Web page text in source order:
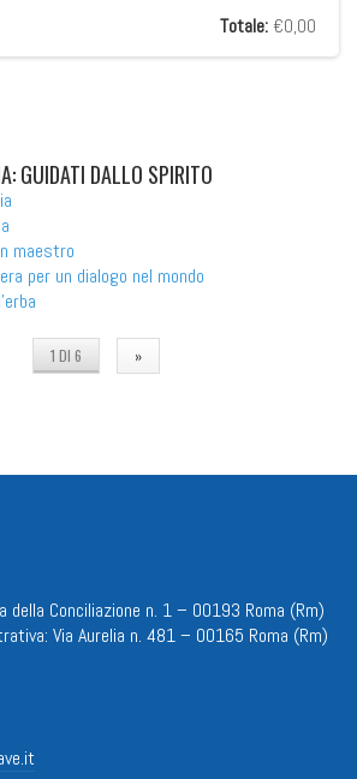
Totale: €0,00
GUIDATI DALLO SPIRITO
maestro
per un dialogo nel mondo
1 DI 6 »
della Conciliazione n. 1 – 00193 Roma (Rm)
Via Aurelia n. 481 – 00165 Roma (Rm)